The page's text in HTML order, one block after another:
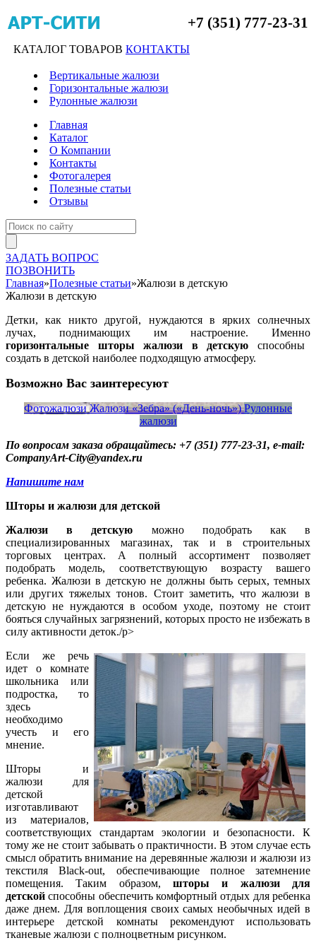
+7 (351) 777-23-31
КАТАЛОГ ТОВАРОВ КОНТАКТЫ
Вертикальные жалюзи
Горизонтальные жалюзи
Рулонные жалюзи
Главная
Каталог
О Компании
Контакты
Фотогалерея
Полезные статьи
Отзывы
ЗАДАТЬ ВОПРОС
ПОЗВОНИТЬ
Главная»Полезные статьи»Жалюзи в детскую
Жалюзи в детскую
Детки, как никто другой, нуждаются в ярких солнечных
лучах, поднимающих им настроение. Именно
горизонтальные шторы жалюзи в детскую способны
создать в детской наиболее подходящую атмосферу.
Возможно Вас заинтересуют
Фотожалюзи Жалюзи «Зебра» («День-ночь»)Рулонные
жалюзи
По вопросам заказа обращайтесь: +7 (351) 777-23-31, e-mail:
CompanyArt-City@yandex.ru
Напишите нам
Шторы и жалюзи для детской
Жалюзи в детскую можно подобрать как в
специализированных магазинах, так и в строительных
торговых центрах. А полный ассортимент позволяет
подобрать модель, соответствующую возрасту вашего
ребенка. Жалюзи в детскую не должны быть серых, темных
или других тяжелых тонов. Стоит заметить, что жалюзи в
детскую не нуждаются в особом уходе, поэтому не стоит
бояться случайных загрязнений, которых просто не избежать в
силу активности деток./p>
Если же речь
идет о комнате
школьника или
подростка, то
здесь
необходимо
учесть и его
мнение.
Шторы и
жалюзи для
детской
изготавливают
из материалов,
соответствующих стандартам экологии и безопасности. К
тому же не стоит забывать о практичности. В этом случае есть
смысл обратить внимание на деревянные жалюзи и жалюзи из
текстиля Вlack-out, обеспечивающие полное затемнение
помещения. Таким образом, шторы и жалюзи для
детскойспособны обеспечить комфортный отдых для ребенка
даже днем. Для воплощения своих самых необычных идей в
интерьере детской комнаты рекомендуют использовать
тканевые жалюзи с полноцветным рисунком.